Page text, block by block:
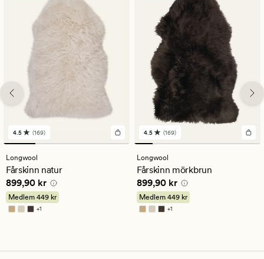
169
omdömen
med
ett
genomsnittligt
betyg
på
4.5
4.5 (169)
Longwool
Fårskinn natur
Pris 899,90 kr
899,90 kr
Medlem 449 kr
+1
Finns i fler färger
169
omdömen
med
ett
genomsnittligt
betyg
på
4.5
4.5 (169)
Longwool
Fårskinn mörkbrun
Pris 899,90 kr
899,90 kr
Medlem 449 kr
+1
Finns i fler färger